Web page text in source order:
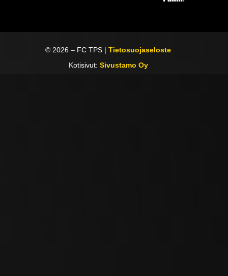
© 2026 – FC TPS |Tietosuojaseloste
Kotisivut: Sivustamo Oy